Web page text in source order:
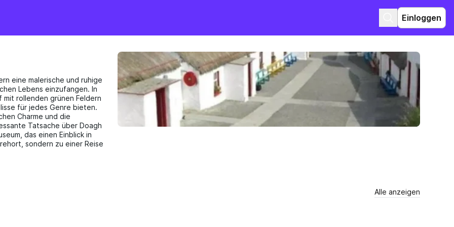
Einloggen
eine malerische und ruhige
Lebens einzufangen. In
rollenden grünen Feldern
für jedes Genre bieten.
Charme und die
Tatsache über Doagh
das einen Einblick in
sondern zu einer Reise
Alle anzeigen